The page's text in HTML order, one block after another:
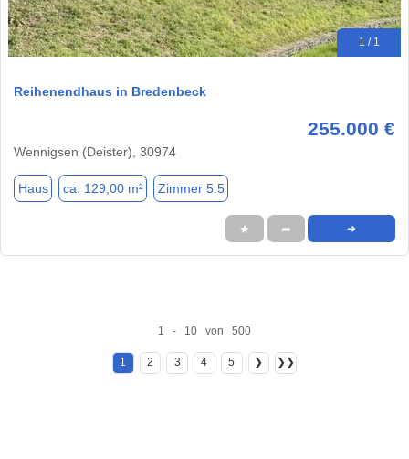
1 / 1
Reihenendhaus in Bredenbeck
255.000 €
Wennigsen (Deister), 30974
Haus ca. 129,00 m² Zimmer 5.5
★ ➦ ➜
1 - 10 von 500
1 2 3 4 5 ❯ ❯❯